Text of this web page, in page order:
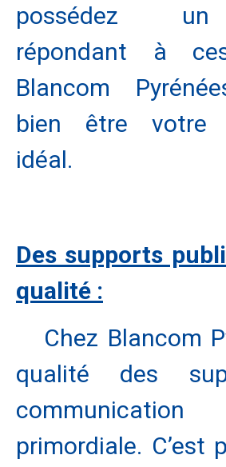
possédez
répondant à
Blancom
bien être votre
idéal.
Des supports
qualité :
Chez Blancom
qualité des
primordiale. C’est